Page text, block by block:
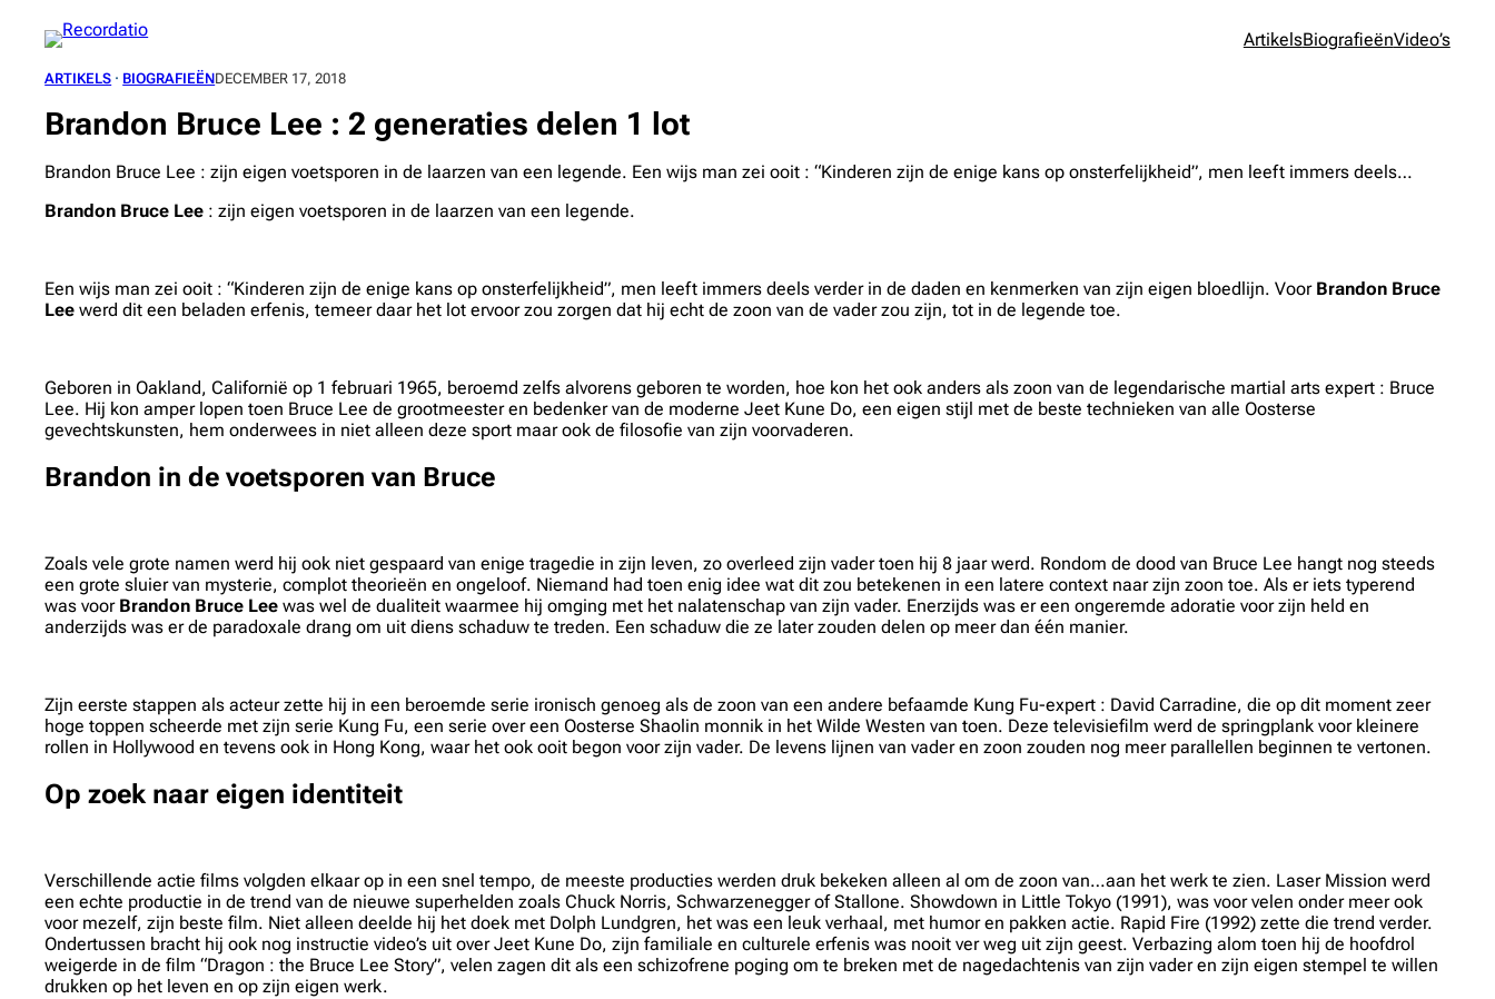
inhoud
ArtikelsBiografieënVideo’s
ARTIKELS · BIOGRAFIEËNDECEMBER 17, 2018
Brandon Bruce Lee : 2 generaties delen 1 lot
Brandon Bruce Lee : zijn eigen voetsporen in de laarzen van een legende. Een wijs man zei ooit : “Kinderen zijn de enige kans op onsterfelijkheid”, men leeft immers deels…
Brandon Bruce Lee : zijn eigen voetsporen in de laarzen van een legende.
Een wijs man zei ooit : “Kinderen zijn de enige kans op onsterfelijkheid”, men leeft immers deels verder in de daden en kenmerken van zijn eigen bloedlijn. Voor Brandon Bruce
Lee werd dit een beladen erfenis, temeer daar het lot ervoor zou zorgen dat hij echt de zoon van de vader zou zijn, tot in de legende toe.
Geboren in Oakland, Californië op 1 februari 1965, beroemd zelfs alvorens geboren te worden, hoe kon het ook anders als zoon van de legendarische martial arts expert : Bruce
Lee. Hij kon amper lopen toen Bruce Lee de grootmeester en bedenker van de moderne Jeet Kune Do, een eigen stijl met de beste technieken van alle Oosterse
gevechtskunsten, hem onderwees in niet alleen deze sport maar ook de filosofie van zijn voorvaderen.
Brandon in de voetsporen van Bruce
Zoals vele grote namen werd hij ook niet gespaard van enige tragedie in zijn leven, zo overleed zijn vader toen hij 8 jaar werd. Rondom de dood van Bruce Lee hangt nog steeds
een grote sluier van mysterie, complot theorieën en ongeloof. Niemand had toen enig idee wat dit zou betekenen in een latere context naar zijn zoon toe. Als er iets typerend
was voor Brandon Bruce Lee was wel de dualiteit waarmee hij omging met het nalatenschap van zijn vader. Enerzijds was er een ongeremde adoratie voor zijn held en
anderzijds was er de paradoxale drang om uit diens schaduw te treden. Een schaduw die ze later zouden delen op meer dan één manier.
Zijn eerste stappen als acteur zette hij in een beroemde serie ironisch genoeg als de zoon van een andere befaamde Kung Fu-expert : David Carradine, die op dit moment zeer
hoge toppen scheerde met zijn serie Kung Fu, een serie over een Oosterse Shaolin monnik in het Wilde Westen van toen. Deze televisiefilm werd de springplank voor kleinere
rollen in Hollywood en tevens ook in Hong Kong, waar het ook ooit begon voor zijn vader. De levens lijnen van vader en zoon zouden nog meer parallellen beginnen te vertonen.
Op zoek naar eigen identiteit
Verschillende actie films volgden elkaar op in een snel tempo, de meeste producties werden druk bekeken alleen al om de zoon van…aan het werk te zien. Laser Mission werd
een echte productie in de trend van de nieuwe superhelden zoals Chuck Norris, Schwarzenegger of Stallone. Showdown in Little Tokyo (1991), was voor velen onder meer ook
voor mezelf, zijn beste film. Niet alleen deelde hij het doek met Dolph Lundgren, het was een leuk verhaal, met humor en pakken actie. Rapid Fire (1992) zette die trend verder.
Ondertussen bracht hij ook nog instructie video’s uit over Jeet Kune Do, zijn familiale en culturele erfenis was nooit ver weg uit zijn geest. Verbazing alom toen hij de hoofdrol
weigerde in de film “Dragon : the Bruce Lee Story”, velen zagen dit als een schizofrene poging om te breken met de nagedachtenis van zijn vader en zijn eigen stempel te willen
drukken op het leven en op zijn eigen werk.